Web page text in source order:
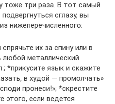
тоже три раза. В тот самый
сглазу, вы
нижеперечисленного:
их за спину или в
металлический
*прикусите язык и скажите
в худой — промолчать»
пронеси!»; *скрестите
этого, если ведется